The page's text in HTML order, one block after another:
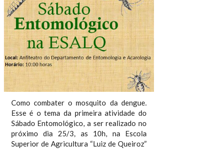
Como combater o mosquito da dengue.
Esse é o tema da primeira atividade do
Sábado Entomológico, a ser realizado no
próximo dia 25/3, as 10h, na Escola
Superior de Agricultura “Luiz de Queiroz”